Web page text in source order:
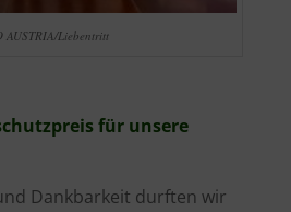
AUSTRIA/Liebentritt
für unsere
Dankbarkeit durften wir